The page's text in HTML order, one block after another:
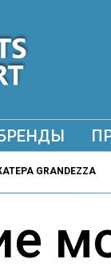
GRANDEZZA